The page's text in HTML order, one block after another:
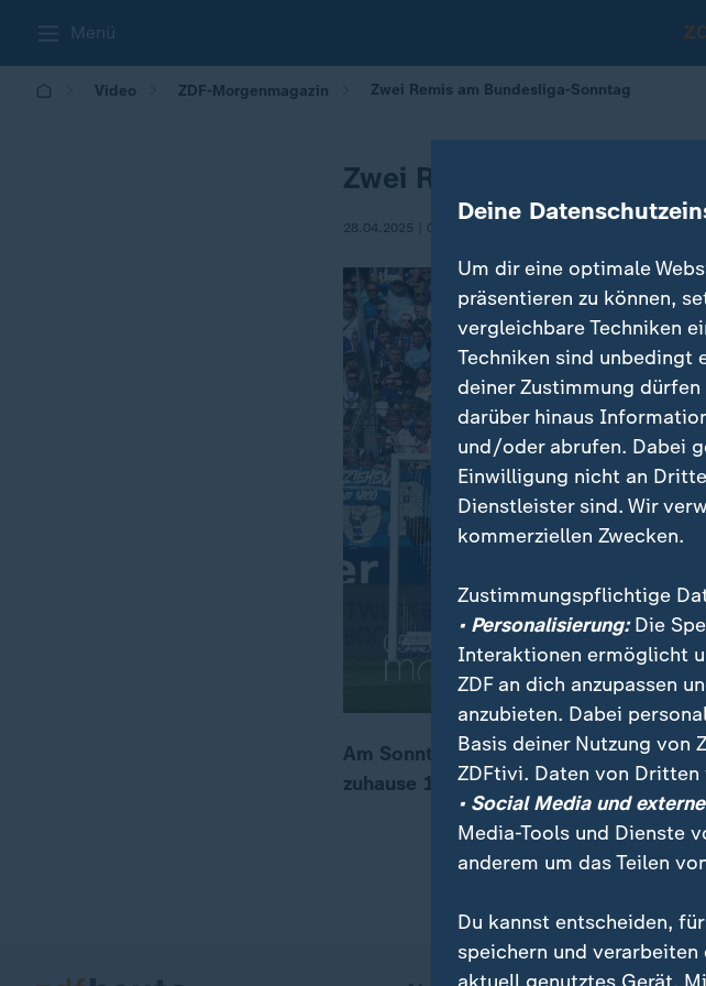
Menü
Video ZDF-Morgenmagazin Zwei Remis am Bundesliga-Sonntag
Zwei Remis am
28.04.2025 | 05:30
00:17 01:47
Am Sonntag gab es in beiden Spielen
zuhause 1:1 gegen Union Berlin.
Deine
Um dir eine optimale
präsentieren zu können,
vergleichbare Techniken
Techniken sind
deiner Zustimmung
darüber hinaus
und/oder abrufen. Dabei
Einwilligung nicht an
Dienstleister sind. Wir
kommerziellen Zwecken.
Zustimmungspflichtige
• Personalisierung:Die
Interaktionen ermöglicht
ZDF an dich anzupassen
anzubieten. Dabei
Basis deiner Nutzung von
ZDFtivi. Daten von
• Social Media und
Media-Tools und Dienste
anderem um das Teilen
Du kannst entscheiden,
speichern und